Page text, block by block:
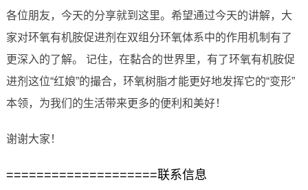
各位朋友，今天的分享就到这里。希望通过今天的讲解，大
家对环氧有机胺促进剂在双组分环氧体系中的作用机制有了
更深入的了解。 记住，在黏合的世界里，有了环氧有机胺促
进剂这位“红娘”的撮合，环氧树脂才能更好地发挥它的“变形”
本领，为我们的生活带来更多的便利和美好！
谢谢大家！
====================联系信息